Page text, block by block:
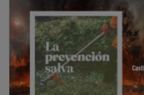
cerrado la puerta a su
PUBLICIDAD